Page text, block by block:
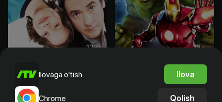
12+
Дитя с Марса
Obuna
12 +
Железный человек и Халк: Союз героев
Ilovaga o'tish Ilova
Chrome Qolish